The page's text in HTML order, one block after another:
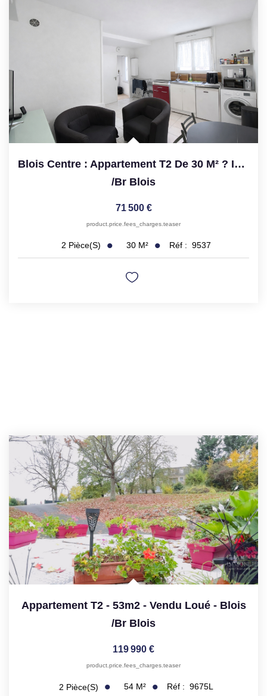
Blois Centre : Appartement T2 De 30 M² ? Idéal Investisseur
/br Blois
71 500 €
product.price.fees_charges.teaser
2 Pièce(s) 30 M² Réf : 9537
Appartement T2 - 53m2 - Vendu Loué - Blois
/br Blois
119 990 €
product.price.fees_charges.teaser
2 Pièce(s) 54 M² Réf : 9675L